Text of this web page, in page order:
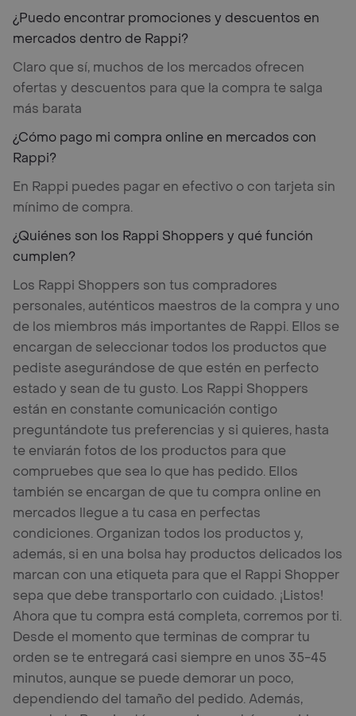
¿Puedo encontrar promociones y descuentos en
mercados dentro de Rappi?
Claro que sí, muchos de los mercados ofrecen
ofertas y descuentos para que la compra te salga
más barata
¿Cómo pago mi compra online en mercados con
Rappi?
En Rappi puedes pagar en efectivo o con tarjeta sin
mínimo de compra.
¿Quiénes son los Rappi Shoppers y qué función
cumplen?
Los Rappi Shoppers son tus compradores
personales, auténticos maestros de la compra y uno
de los miembros más importantes de Rappi. Ellos se
encargan de seleccionar todos los productos que
pediste asegurándose de que estén en perfecto
estado y sean de tu gusto. Los Rappi Shoppers
están en constante comunicación contigo
preguntándote tus preferencias y si quieres, hasta
te enviarán fotos de los productos para que
compruebes que sea lo que has pedido. Ellos
también se encargan de que tu compra online en
mercados llegue a tu casa en perfectas
condiciones. Organizan todos los productos y,
además, si en una bolsa hay productos delicados los
marcan con una etiqueta para que el Rappi Shopper
sepa que debe transportarlo con cuidado. ¡Listos!
Ahora que tu compra está completa, corremos por ti.
Desde el momento que terminas de comprar tu
orden se te entregará casi siempre en unos 35-45
minutos, aunque se puede demorar un poco,
dependiendo del tamaño del pedido. Además,